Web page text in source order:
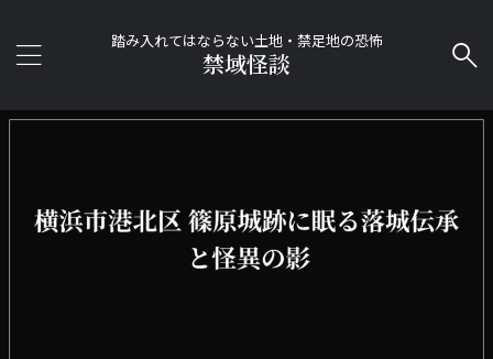
踏み入れてはならない土地・禁足地の恐怖
禁域怪談